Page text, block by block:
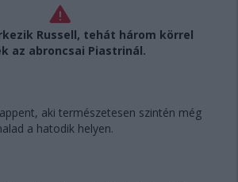
Russell, tehát három körrel
az abroncsai Piastrinál.
aki természetesen szintén még
a hatodik helyen.